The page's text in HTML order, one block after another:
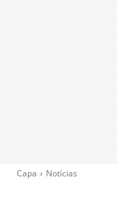
Capa Notícias